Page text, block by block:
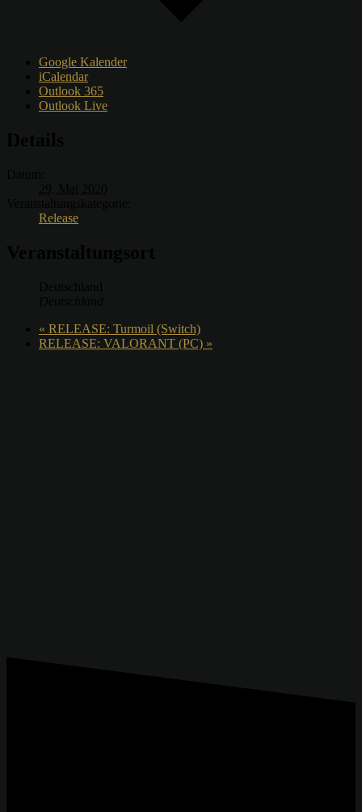
Google Kalender
iCalendar
Outlook 365
Outlook Live
Release
« RELEASE: Turmoil (Switch)
RELEASE: VALORANT (PC) »